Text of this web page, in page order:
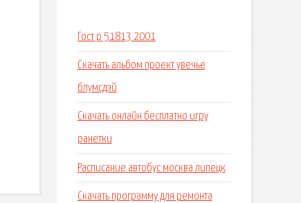
Гост р 51813 2001
Скачать альбом проект увечье
блумсдэй
Скачать онлайн бесплатно игру
ранетки
Расписание автобус москва липецк
Скачать программу для ремонта